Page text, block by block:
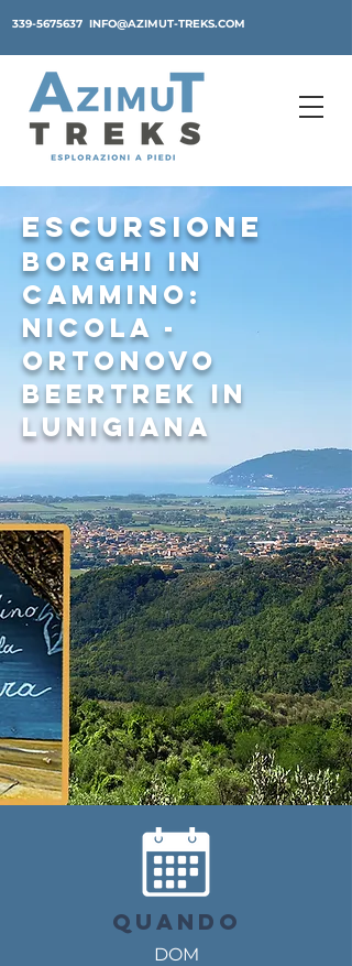
339-5675637 INFO@AZIMUT-TREKS.COM
escursione
Borghi in
cammino:
Nicola -
Ortonovo
BeerTrek in
LunigianA
QUANDO
DOM